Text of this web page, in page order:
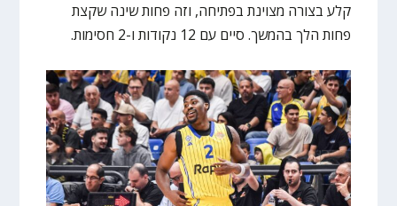
קלע בצורה מצוינת בפתיחה, וזה פחות שינה שקצת
פחות הלך בהמשך. סיים עם 12 נקודות ו-2 חסימות.